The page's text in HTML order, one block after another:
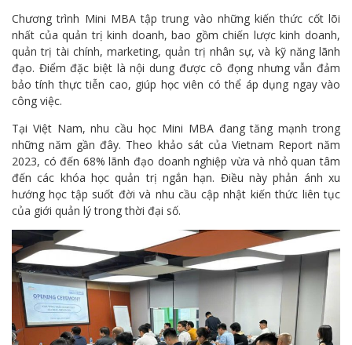
Chương trình Mini MBA tập trung vào những kiến thức cốt lõi
nhất của quản trị kinh doanh, bao gồm chiến lược kinh doanh,
quản trị tài chính, marketing, quản trị nhân sự, và kỹ năng lãnh
đạo. Điểm đặc biệt là nội dung được cô đọng nhưng vẫn đảm
bảo tính thực tiễn cao, giúp học viên có thể áp dụng ngay vào
công việc.
Tại Việt Nam, nhu cầu học Mini MBA đang tăng mạnh trong
những năm gần đây. Theo khảo sát của Vietnam Report năm
2023, có đến 68% lãnh đạo doanh nghiệp vừa và nhỏ quan tâm
đến các khóa học quản trị ngắn hạn. Điều này phản ánh xu
hướng học tập suốt đời và nhu cầu cập nhật kiến thức liên tục
của giới quản lý trong thời đại số.